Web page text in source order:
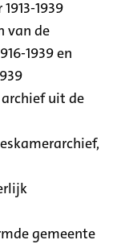
1939
van de
1939 en
uit de
gemeente